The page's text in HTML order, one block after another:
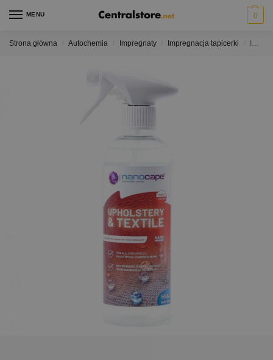
MENU 0
Strona główna Autochemia Impregnaty Impregnacja tapicerki